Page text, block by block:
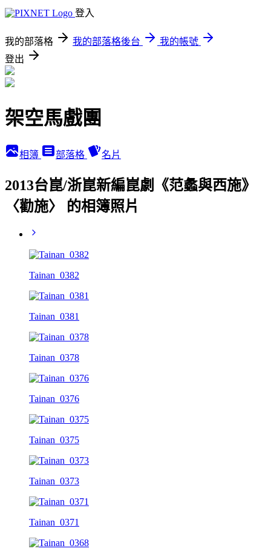
登入
我的部落格 我的部落格後台
我的帳號
登出
架空馬戲團
相簿 部落格 名片
2013台崑/浙崑新編崑劇《范蠡與西施》
〈勸施〉 的相簿照片
Tainan_0382
Tainan_0381
Tainan_0378
Tainan_0376
Tainan_0375
Tainan_0373
Tainan_0371